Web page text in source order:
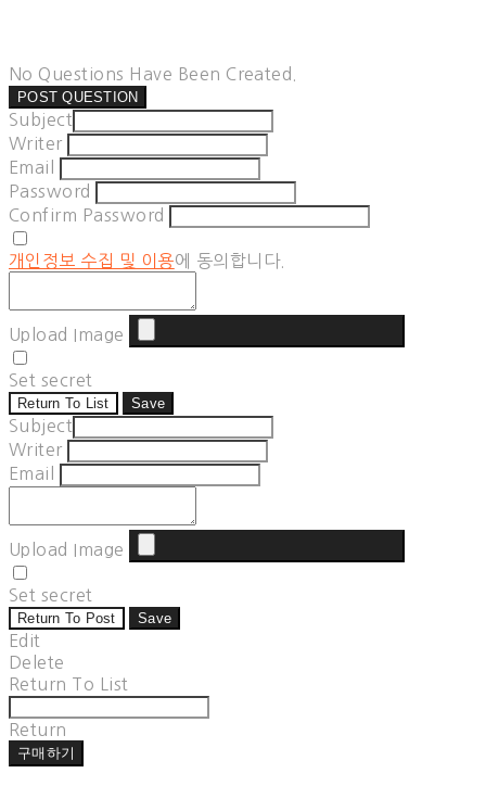
No Questions Have Been Created.
POST QUESTION
Subject
Writer
Email
Password
Confirm Password
개인정보 수집 및 이용에 동의합니다.
Upload Image
Set secret
Return To List Save
Subject
Writer
Email
Upload Image
Set secret
Return To Post Save
Edit
Delete
Return To List
Return
구매하기